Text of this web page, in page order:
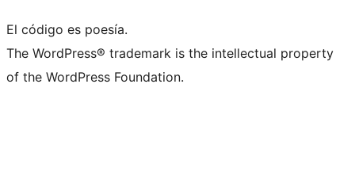
El código es poesía.
The WordPress® trademark is the intellectual property
of the WordPress Foundation.